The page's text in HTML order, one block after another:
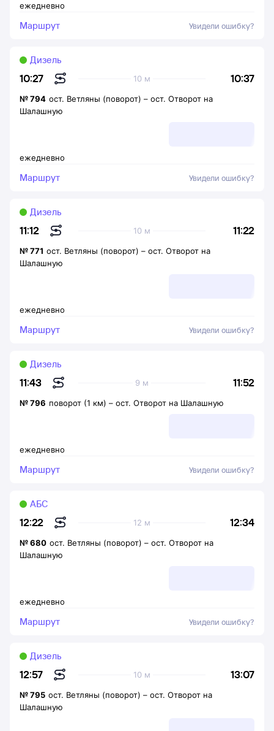
ежедневно
Маршрут Увидели ошибку?
10:27 10:37
10 м
Дизель
ежедневно
№794 ост. Ветляны (поворот) – ост. Отворот на
Шалашную
Маршрут Увидели ошибку?
11:12 11:22
10 м
Дизель
ежедневно
№771 ост. Ветляны (поворот) – ост. Отворот на
Шалашную
Маршрут Увидели ошибку?
11:43 11:52
9 м
Дизель
ежедневно
№796 поворот (1 км) – ост. Отворот на Шалашную
Маршрут Увидели ошибку?
12:22 12:34
12 м
АБС
ежедневно
№680 ост. Ветляны (поворот) – ост. Отворот на
Шалашную
Маршрут Увидели ошибку?
12:57 13:07
10 м
Дизель
№795 ост. Ветляны (поворот) – ост. Отворот на
Шалашную